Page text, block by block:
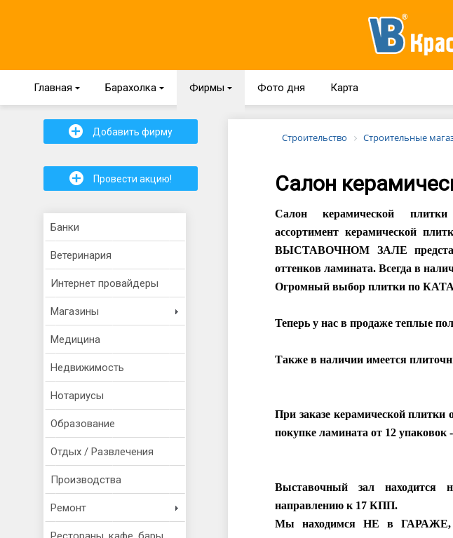
Главная { Барахолка { Фирмы { Фото дня Карта
+ Добавить фирму
+ Провести акцию!
Банки
Ветеринария
Интернет провайдеры
Магазины
Медицина
Недвижимость
Нотариусы
Образование
Отдых / Развлечения
Производства
Ремонт
Строительство Строительные
Салон
Салон керамической
ассортимент керамической
ВЫСТАВОЧНОМ ЗАЛЕ
оттенков ламината. Всегда в
Огромный выбор плитки по
Теперь у нас в продаже теплые
Также в наличии имеется
При заказе керамической плитки
покупке ламината от 12 упаковок
Выставочный зал находится
направлению к 17 КПП.
Мы находимся НЕ в ГАРАЖЕ,